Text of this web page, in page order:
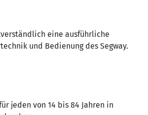
eine ausführliche
und Bedienung des Segway.
jeden von 14 bis 84 Jahren in